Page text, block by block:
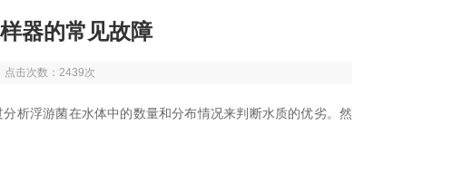
器的常见故障
击次数：2439次
析浮游菌在水体中的数量和分布情况来判断水质的优劣。然